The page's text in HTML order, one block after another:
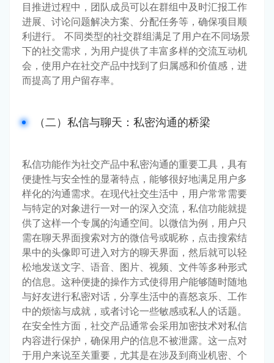
目推进过程中，团队成员可以在群组中及时汇报工作
进展、讨论问题解决方案、分配任务等，确保项目顺
利进行。 不同类型的社交群组满足了用户在不同场景
下的社交需求，为用户提供了丰富多样的交流互动机
会，使用户在社交产品中找到了归属感和价值感，进
而提高了用户留存率。
（二）私信与聊天：私密沟通的桥梁
私信功能作为社交产品中私密沟通的重要工具，具有
便捷性与安全性的显著特点，能够很好地满足用户多
样化的沟通需求。在现代社交生活中，用户常常需要
与特定的对象进行一对一的深入交流，私信功能就提
供了这样一个专属的沟通空间。以微信为例，用户只
需在聊天界面搜索对方的微信号或昵称，点击搜索结
果中的头像即可进入对方的聊天界面，然后就可以轻
松地发送文字、语音、图片、视频、文件等多种形式
的信息。这种便捷的操作方式使得用户能够随时随地
与好友进行私密对话，分享生活中的喜怒哀乐、工作
中的烦恼与成就，或者讨论一些敏感或私人的话题。
在安全性方面，社交产品通常会采用加密技术对私信
内容进行保护，确保用户的信息不被泄露。这一点对
于用户来说至关重要，尤其是在涉及到商业机密、个